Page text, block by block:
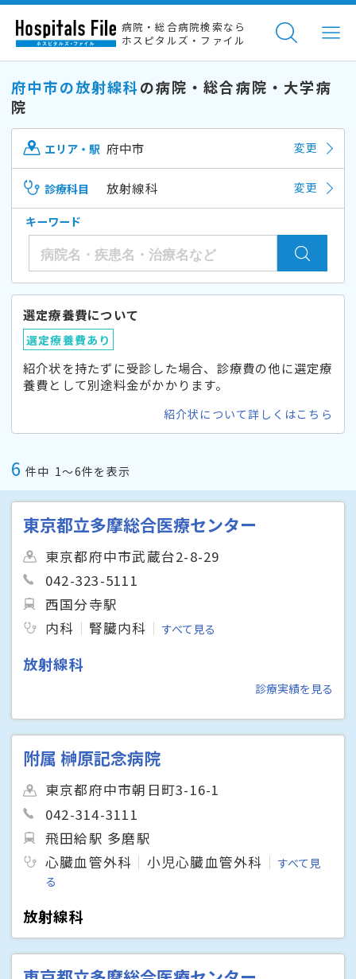
病院・総合病院検索なら
ホスピタルズ・ファイル
府中市の放射線科の病院・総合病院・大学病
院
エリア・駅 府中市 変更
診療科目 放射線科 変更
キーワード
選定療養費について
選定療養費あり
紹介状を持たずに受診した場合、診療費の他に選定療
養費として別途料金がかかります。
紹介状について詳しくはこちら
6 件中 1〜6件を表示
東京都立多摩総合医療センター
東京都府中市武蔵台2-8-29
042-323-5111
西国分寺駅
内科
腎臓内科 すべて見る
放射線科
診療実績を見る
附属 榊原記念病院
東京都府中市朝日町3-16-1
042-314-3111
飛田給駅 多磨駅
心臓血管外科
小児心臓血管外科
すべて見
る
放射線科